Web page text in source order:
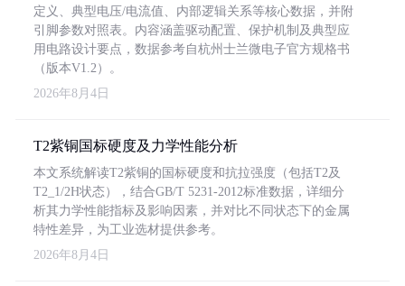
定义、典型电压/电流值、内部逻辑关系等核心数据，并附
引脚参数对照表。内容涵盖驱动配置、保护机制及典型应
用电路设计要点，数据参考自杭州士兰微电子官方规格书
（版本V1.2）。
2026年8月4日
T2紫铜国标硬度及力学性能分析
本文系统解读T2紫铜的国标硬度和抗拉强度（包括T2及
T2_1/2H状态），结合GB/T 5231-2012标准数据，详细分
析其力学性能指标及影响因素，并对比不同状态下的金属
特性差异，为工业选材提供参考。
2026年8月4日